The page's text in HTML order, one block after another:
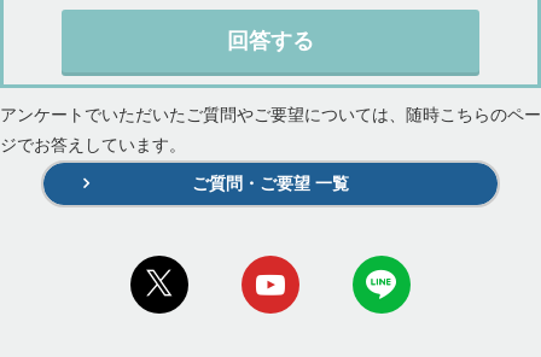
回答する
アンケートでいただいたご質問やご要望については、随時こちらのペー
ジでお答えしています。
ご質問・ご要望 一覧